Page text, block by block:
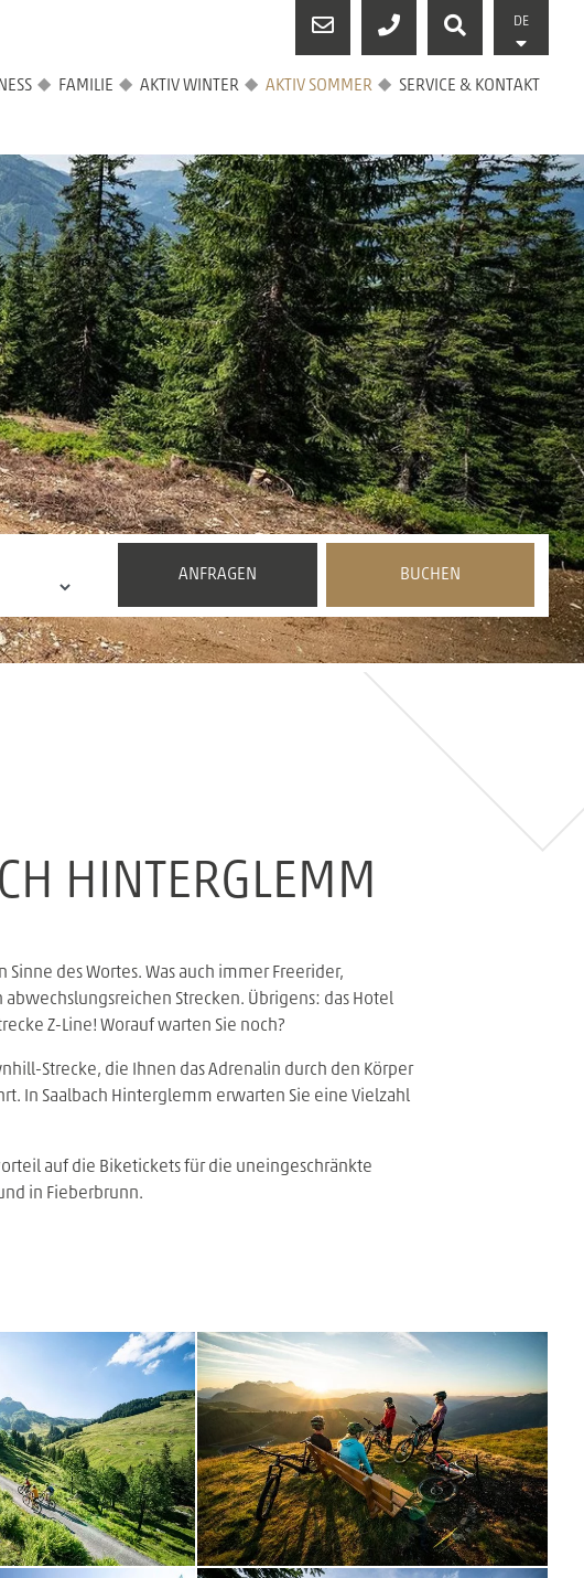
DE
FAMILIE AKTIV WINTER AKTIV SOMMER SERVICE & KONTAKT
HINTERGLEMM
des Wortes. Was auch immer Freerider,
Strecken. Übrigens: das Hotel
Z-Line! Worauf warten Sie noch?
Strecke, die Ihnen das Adrenalin durch den Körper
In Saalbach Hinterglemm erwarten Sie eine Vielzahl
auf die Biketickets für die uneingeschränkte
in Fieberbrunn.